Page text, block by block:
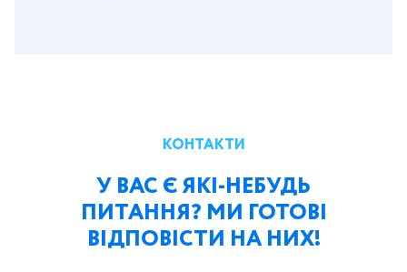
КОНТАКТИ
У ВАС Є ЯКІ-НЕБУДЬ
ПИТАННЯ? МИ ГОТОВІ
ВІДПОВІСТИ НА НИХ!